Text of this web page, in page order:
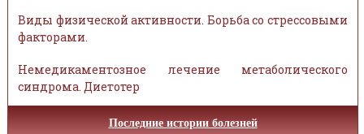
Виды физической активности. Борьба со стрессовыми
факторами.
Немедикаментозное лечение метаболического
синдрома. Диетотер
Последние истории болезней